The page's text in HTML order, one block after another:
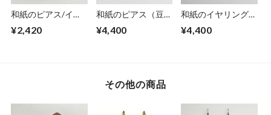
和紙のピアス/イヤ
S
¥2,420
和紙のピアス（豆）
¥4,400
和紙のイヤリング
¥4,400
その他の商品